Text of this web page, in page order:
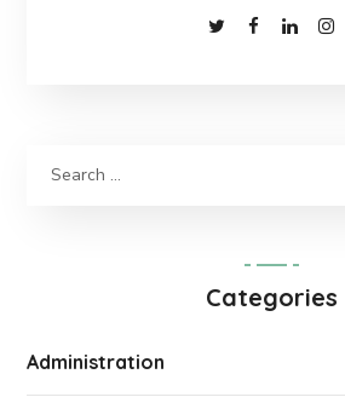
Categories
Administration